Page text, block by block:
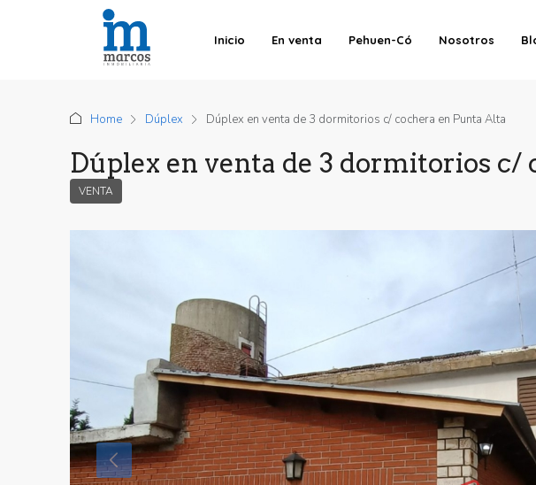
Inicio En venta Pehuen-Có Nosotros
Home Dúplex Dúplex en venta de 3 dormitorios c/ cochera en Punta Alta
Dúplex en venta de 3 dormitorios c/
VENTA